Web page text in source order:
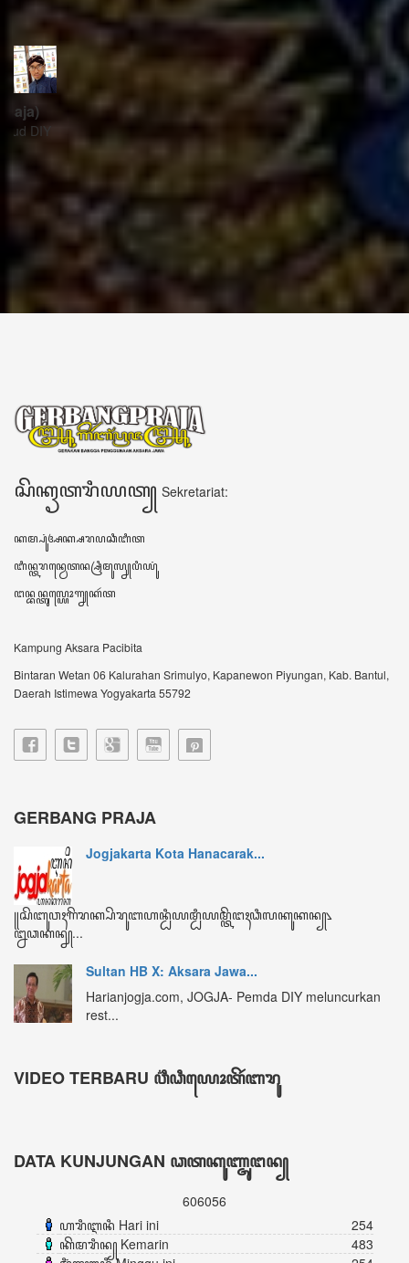
ꦱꦼꦏꦽꦠꦫꦶꦪꦠ꧀
ꦧꦶꦤ꧀ꦠꦫꦤ꧀ꦮꦺꦠꦤ꧀ꦱꦿꦶꦩꦸꦭ꧀ꦚꦥꦶꦪꦸꦁ
ꦔꦤ꧀ꦧꦤ꧀ꦠꦸꦭ꧀ꦪꦺꦴꦒ꧀ꦚꦏꦂꦠ
Bintaran Wetan 06 Kalurahan Srimulyo, Kapanewon Piyungan, Kab. Bantul,
Daerah Istimewa Yogyakarta 55792
GERBANG PRAJA
꧋ꦱꦼꦧꦸꦮꦃꦒꦼꦫꦏ꧀ꦥꦼꦫꦸꦧꦲꦤ꧀ꦝꦶꦪꦩ꧀ꦝꦶꦪꦩ꧀ꦠꦼꦔꦃꦣꦶꦭꦏꦸꦏꦤ꧀꧈
ꦊꦣꦏꦤ꧀ꦚ...
Sultan HB X: Aksara Jawa...
VIDEO TERBARU ꦮ꦳ꦶꦣꦶꦪꦺꦴꦠꦼꦂꦧꦫꦸ
ꦏꦼꦩꦫꦶꦤ꧀ Kemarin
ꦩꦶꦁꦒꦸꦆꦤꦶ Minggu ini
ꦧꦸꦭꦤ꧀ꦆꦤꦶ Bulan ini
ꦏꦼꦱꦼꦭꦸꦫꦸꦲꦤ꧀ Keseluruhan
606056